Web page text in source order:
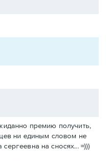
премию получить,
ни единым словом не
на сносях... =)))